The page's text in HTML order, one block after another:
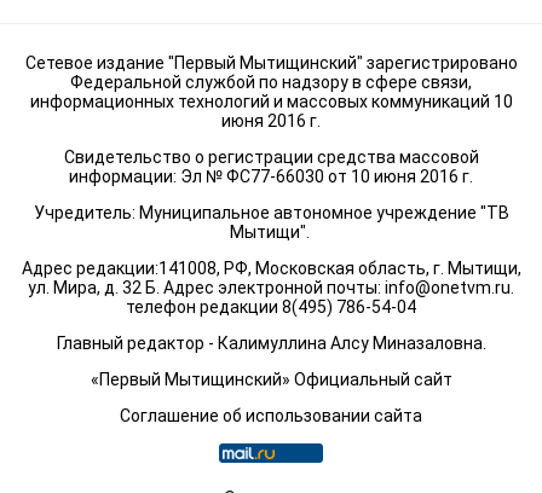
Сетевое издание "Первый Мытищинский" зарегистрировано
Федеральной службой по надзору в сфере связи,
информационных технологий и массовых коммуникаций 10
июня 2016 г.
Свидетельство о регистрации средства массовой
информации: Эл № ФС77-66030 от 10 июня 2016 г.
Учредитель: Муниципальное автономное учреждение "ТВ
Мытищи".
Адрес редакции:141008, РФ, Московская область, г. Мытищи,
ул. Мира, д. 32 Б. Адрес электронной почты: info@onetvm.ru
телефон редакции 8(495) 786-54-04
Главный редактор - Калимуллина Алсу Миназаловна.
«Первый Мытищинский» Официальный сайт
Соглашение об использовании сайта